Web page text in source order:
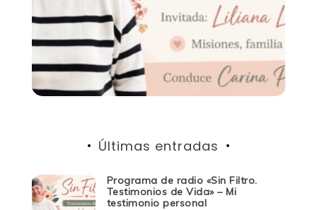
Últimas entradas
Programa de radio «Sin Filtro.
Testimonios de Vida» – Mi
testimonio personal